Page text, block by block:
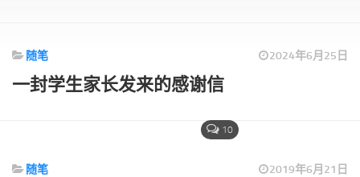
随笔 2024年6月25日
一封学生家长发来的感谢信
10
随笔 2019年6月21日